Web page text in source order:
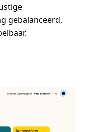
gebalanceerd,